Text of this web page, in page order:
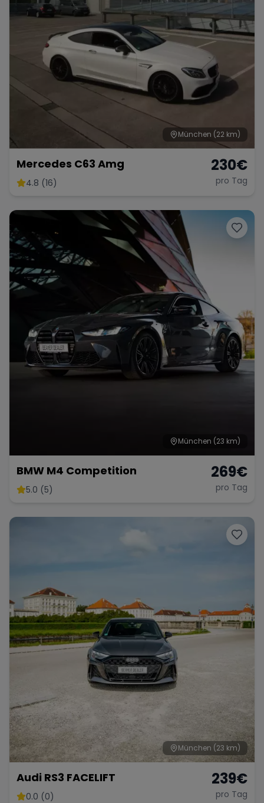
München (22 km)
Mercedes C63 Amg
4.8 (16)
230€
pro Tag
München (23 km)
BMW M4 Competition
5.0 (5)
269€
pro Tag
München (23 km)
Audi RS3 FACELIFT
0.0 (0)
239€
pro Tag